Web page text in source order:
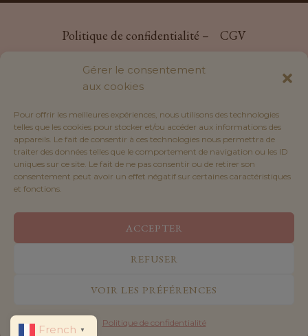
Gérer le consentement
aux cookies
Pour offrir les meilleures expériences, nous utilisons des technologies
telles que les cookies pour stocker et/ou accéder aux informations des
appareils. Le fait de consentir à ces technologies nous permettra de
traiter des données telles que le comportement de navigation ou les ID
uniques sur ce site. Le fait de ne pas consentir ou de retirer son
consentement peut avoir un effet négatif sur certaines caractéristiques
et fonctions.
ACCEPTER
REFUSER
VOIR LES PRÉFÉRENCES
Politique de confidentialité
peuvent
choisies
sur
la
page
du
produit
Politique de confidentialité –
CGV
Mon compte –
Contact –
French ▼